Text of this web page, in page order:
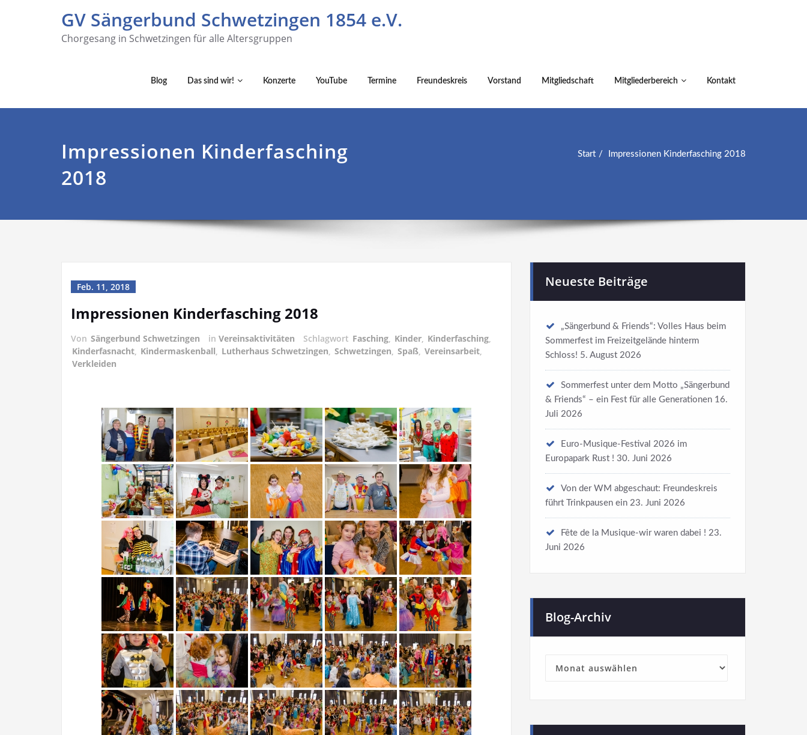
GV Sängerbund Schwetzingen 1854 e.V.
Chorgesang in Schwetzingen für alle Altersgruppen
Blog Das sind wir! Konzerte YouTube Termine Freundeskreis Vorstand Mitgliedschaft Mitgliederbereich Kontakt
Impressionen Kinderfasching
2018
Start Impressionen Kinderfasching 2018
Feb. 11, 2018
Impressionen Kinderfasching 2018
Von Sängerbund Schwetzingen in Vereinsaktivitäten Schlagwort Fasching, Kinder, Kinderfasching,
Kinderfasnacht, Kindermaskenball, Lutherhaus Schwetzingen, Schwetzingen, Spaß, Vereinsarbeit,
Verkleiden
Neueste Beiträge
„Sängerbund & Friends“: Volles Haus beim
Sommerfest im Freizeitgelände hinterm
Schloss! 5. August 2026
Sommerfest unter dem Motto „Sängerbund
& Friends“ – ein Fest für alle Generationen 16.
Juli 2026
Euro-Musique-Festival 2026 im
Europapark Rust ! 30. Juni 2026
Von der WM abgeschaut: Freundeskreis
führt Trinkpausen ein 23. Juni 2026
Fête de la Musique-wir waren dabei ! 23.
Juni 2026
Blog-Archiv
Archiv